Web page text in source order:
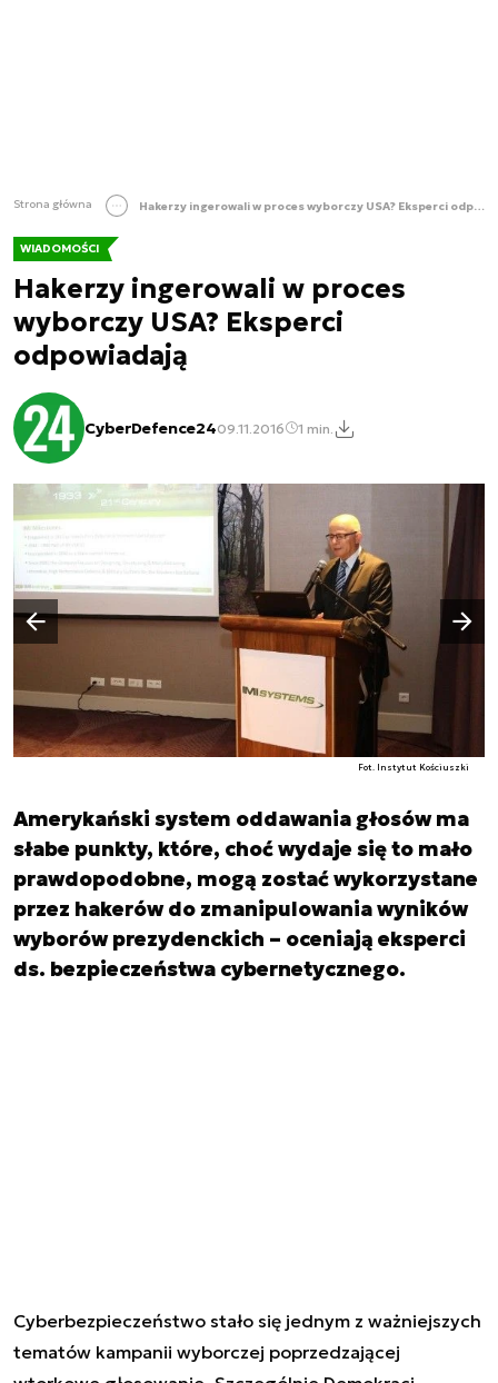
Strona główna Hakerzy ingerowali w proces wyborczy USA? Eksperci odpowiadają
WIADOMOŚCI
Hakerzy ingerowali w proces
wyborczy USA? Eksperci
odpowiadają
CyberDefence2409.11.2016 1 min.
Fot. Instytut Kościuszki
Poprzedni slajd
Następny slajd
Amerykański system oddawania głosów ma
słabe punkty, które, choć wydaje się to mało
prawdopodobne, mogą zostać wykorzystane
przez hakerów do zmanipulowania wyników
wyborów prezydenckich – oceniają eksperci
ds. bezpieczeństwa cybernetycznego.
Cyberbezpieczeństwo stało się jednym z ważniejszych
tematów kampanii wyborczej poprzedzającej